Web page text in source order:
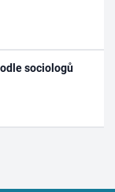
sociologů